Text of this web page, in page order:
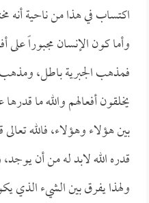
اكتساب في هذا من ناحية أنه
وأما كون الإنسان مجبوراً
فمذهب الجبرية باطل، ومذهب
يخلقون أفعالهم والله ما
بين هؤلاء وهؤلاء، فالله
قدره الله لابد له من أن
ولهذا يفرق بين الشيء الذي